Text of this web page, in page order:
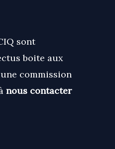
sont
boite aux
commission
nous contacter